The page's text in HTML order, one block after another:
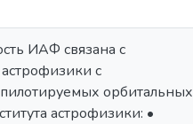
ИАФ связана с
с
орбитальных
астрофизики: •